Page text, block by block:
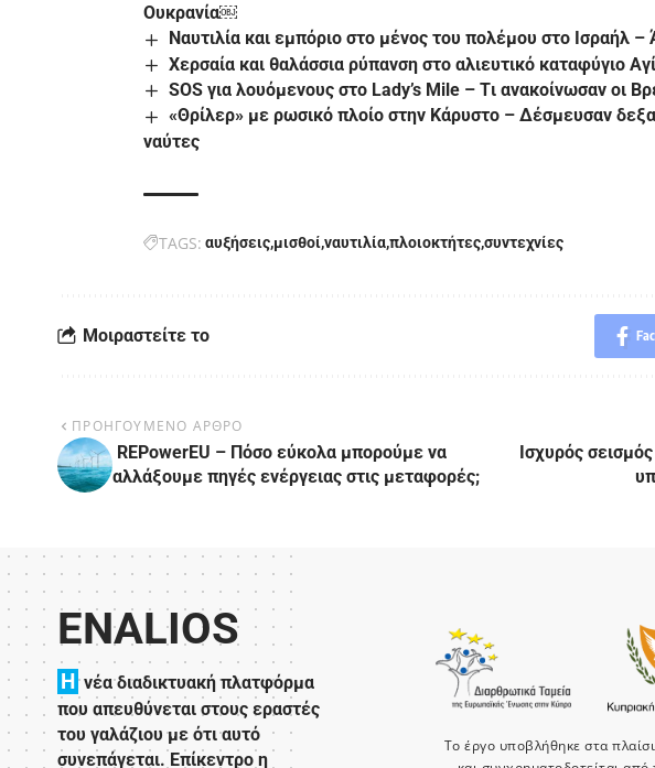
Ουκρανία￼
Ναυτιλία και εμπόριο στο μένος του πολέμου στο Ισραήλ
Xερσαία και θαλάσσια ρύπανση στο αλιευτικό καταφύγιο
SOS για λουόμενους στο Lady’s Mile – Tι ανακοίνωσαν οι
«Θρίλερ» με ρωσικό πλοίο στην Κάρυστο – Δέσμευσαν
ναύτες
TAGS: αυξήσεις μισθοίναυτιλίαπλοιοκτήτεςσυντεχνίες
Μοιραστείτε το
ΠΡΟΗΓΟΥΜΕΝΟ ΑΡΘΡΟ
REPowerEU – Πόσο εύκολα μπορούμε να
αλλάξουμε πηγές ενέργειας στις μεταφορές;
Ισχυρός
ENALIOS
H νέα διαδικτυακή πλατφόρμα
που απευθύνεται στους εραστές
του γαλάζιου με ότι αυτό
συνεπάγεται. Επίκεντρο η
Το έργο υποβλήθηκε στα